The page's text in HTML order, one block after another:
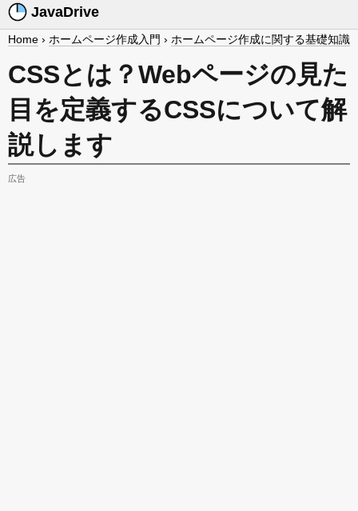
JavaDrive
Home › ホームページ作成入門 › ホームページ作成に関する基礎知識
CSSとは？Webページの見た
目を定義するCSSについて解
説します
広告